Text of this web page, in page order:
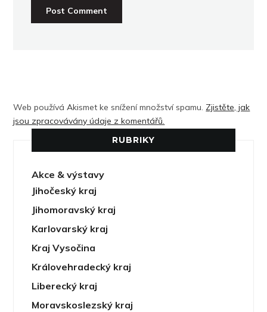
Web používá Akismet ke snížení množství spamu. Zjistěte, jak
jsou zpracovávány údaje z komentářů.
RUBRIKY
Akce & výstavy
Jihočeský kraj
Jihomoravský kraj
Karlovarský kraj
Kraj Vysočina
Královehradecký kraj
Liberecký kraj
Moravskoslezský kraj